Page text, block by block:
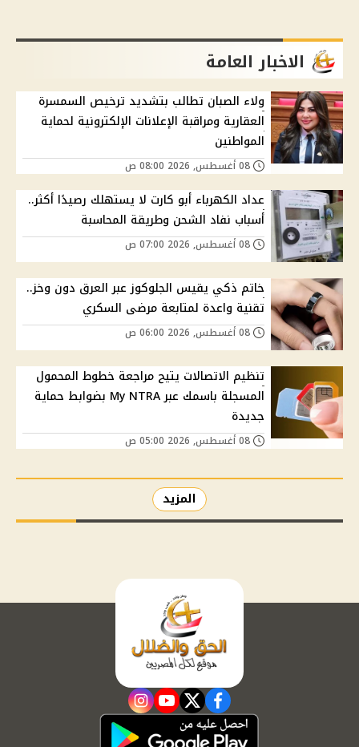
الاخبار العامة
ولاء الصبان تطالب بتشديد ترخيص السمسرة
العقارية ومراقبة الإعلانات الإلكترونية لحماية
المواطنين
عداد الكهرباء أبو كارت لا يستهلك رصيدًا أكثر..
أسباب نفاد الشحن وطريقة المحاسبة
خاتم ذكي يقيس الجلوكوز عبر العرق دون وخز..
تقنية واعدة لمتابعة مرضى السكري
تنظيم الاتصالات يتيح مراجعة خطوط المحمول
المسجلة باسمك عبر My NTRA بضوابط حماية
جديدة
المزيد
facebook
twitter
youtube
instagram